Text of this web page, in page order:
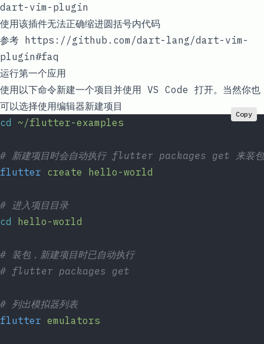
dart-vim-plugin
使用该插件无法正确缩进圆括号内代码
参考 https://github.com/dart-lang/dart-vim-
plugin#faq
运行第一个应用
使用以下命令新建一个项目并使用 VS Code 打开。当然你也
可以选择使用编辑器新建项目
cd ~/flutter-examples
# 新建项目时会自动执行 flutter packages get 来装包
flutter create hello-world
# 进入项目目录
cd hello-world
# 装包，新建项目时已自动执行
# flutter packages get
# 列出模拟器列表
flutter emulators
Copy